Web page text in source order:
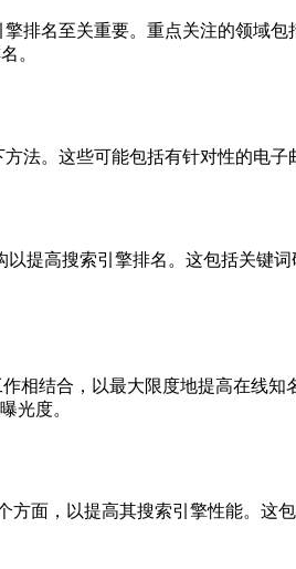
排名至关重要。重点关注的领域
。
法。这些可能包括有针对性的电
以提高搜索引擎排名。这包括关键
作相结合，以最大限度地提高在线
光度。
方面，以提高其搜索引擎性能。